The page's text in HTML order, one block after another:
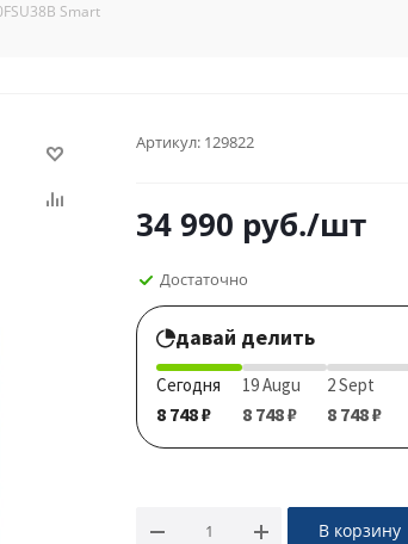
Smart
Артикул: 129822
34 990 руб./шт
Достаточно
давай делить
Сегодня
8 748 ₽
19 Augu
8 748 ₽
2 Sept
8 748 ₽
В корзину